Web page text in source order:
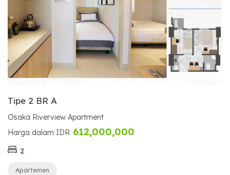
Tipe 2 BR A
Osaka Riverview Apartment
Harga dalam IDR 612,000,000
2
Apartemen